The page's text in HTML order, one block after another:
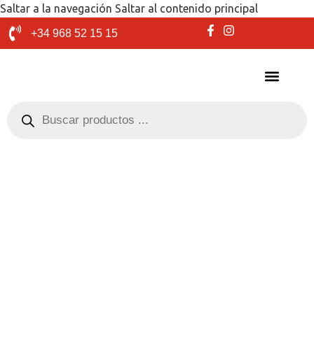
Saltar a la navegación Saltar al contenido principal
+34 968 52 15 15